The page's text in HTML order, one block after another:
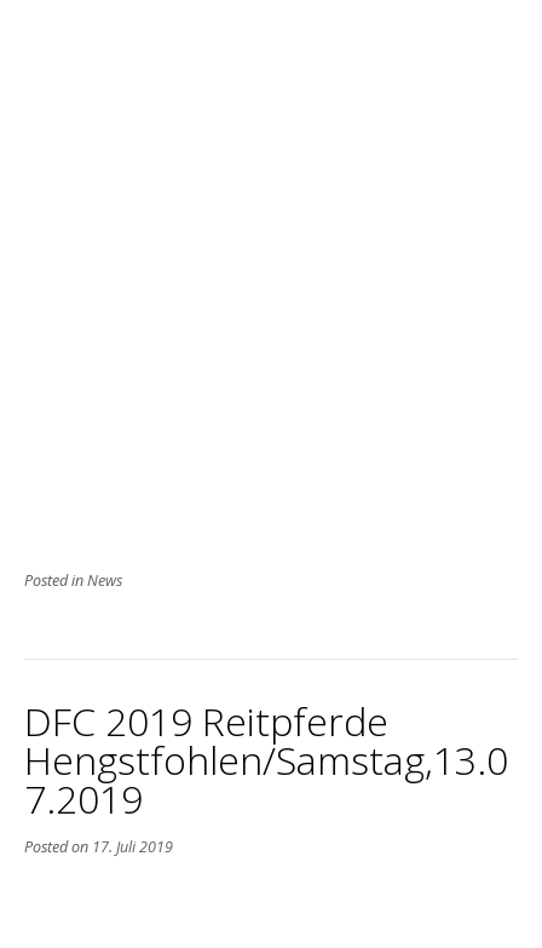
Posted inNews
DFC 2019 Reitpferde
Hengstfohlen/Samstag,13.0
7.2019
Posted on 17. Juli 2019